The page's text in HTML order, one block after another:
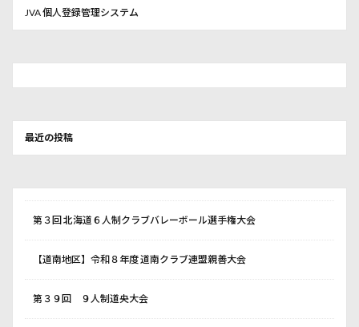
JVA 個人登録管理システム
最近の投稿
第３回 北海道６人制クラブバレーボール選手権大会
【道南地区】令和８年度 道南クラブ連盟親善大会
第３９回 ９人制道央大会